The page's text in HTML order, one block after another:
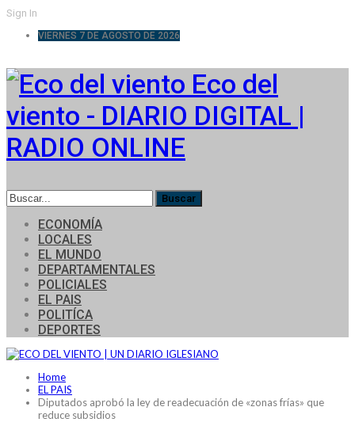
Sign In
VIERNES 7 DE AGOSTO DE 2026
Eco del
viento - DIARIO DIGITAL |
RADIO ONLINE
ECONOMÍA
LOCALES
EL MUNDO
DEPARTAMENTALES
POLICIALES
EL PAIS
POLITÍCA
DEPORTES
Home
EL PAIS
Diputados aprobó la ley de readecuación de «zonas frías» que
reduce subsidios